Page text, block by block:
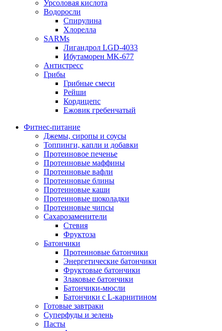
Урсоловая кислота
Водоросли
Спирулина
Хлорелла
SARMs
Лигандрол LGD-4033
Ибутаморен MK-677
Антистресс
Грибы
Грибные смеси
Рейши
Кордицепс
Ежовик гребенчатый
Фитнес-питание
Джемы, сиропы и соусы
Топпинги, капли и добавки
Протеиновое печенье
Протеиновые маффины
Протеиновые вафли
Протеиновые блины
Протеиновые каши
Протеиновые шоколадки
Протеиновые чипсы
Сахарозаменители
Стевия
Фруктоза
Батончики
Протеиновые батончики
Энергетические батончики
Фруктовые батончики
Злаковые батончики
Батончики-мюсли
Батончики с L-карнитином
Готовые завтраки
Суперфуды и зелень
Пасты